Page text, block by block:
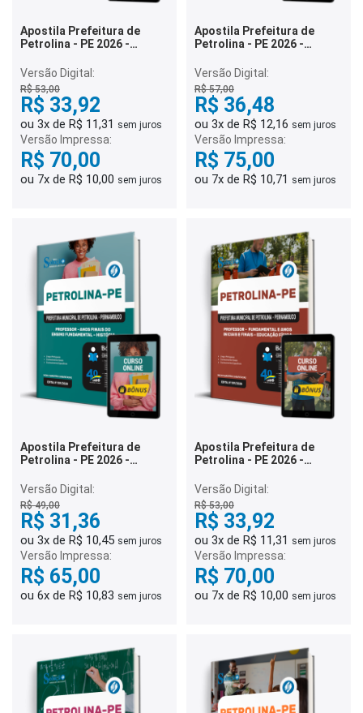
Apostila Prefeitura de
Petrolina - PE 2026 -
do Ensino Fundamental –
Geografia
Versão Digital:
R$ 53,00
R$ 33,92
ou 3x de R$ 11,31 sem juros
Versão Impressa:
R$ 70,00
ou 7x de R$ 10,00 sem juros
Apostila Prefeitura de
Petrolina - PE 2026 -
do Ensino Fundamental –
Ciências
Versão Digital:
R$ 57,00
R$ 36,48
ou 3x de R$ 12,16 sem juros
Versão Impressa:
R$ 75,00
ou 7x de R$ 10,71 sem juros
Apostila Prefeitura de
Petrolina - PE 2026 -
do Ensino Fundamental –
História
Versão Digital:
R$ 49,00
R$ 31,36
ou 3x de R$ 10,45 sem juros
Versão Impressa:
R$ 65,00
ou 6x de R$ 10,83 sem juros
Apostila Prefeitura de
Petrolina - PE 2026 -
Fundamental Anos Iniciais
e Finais – Educação Física
Versão Digital:
R$ 53,00
R$ 33,92
ou 3x de R$ 11,31 sem juros
Versão Impressa:
R$ 70,00
ou 7x de R$ 10,00 sem juros